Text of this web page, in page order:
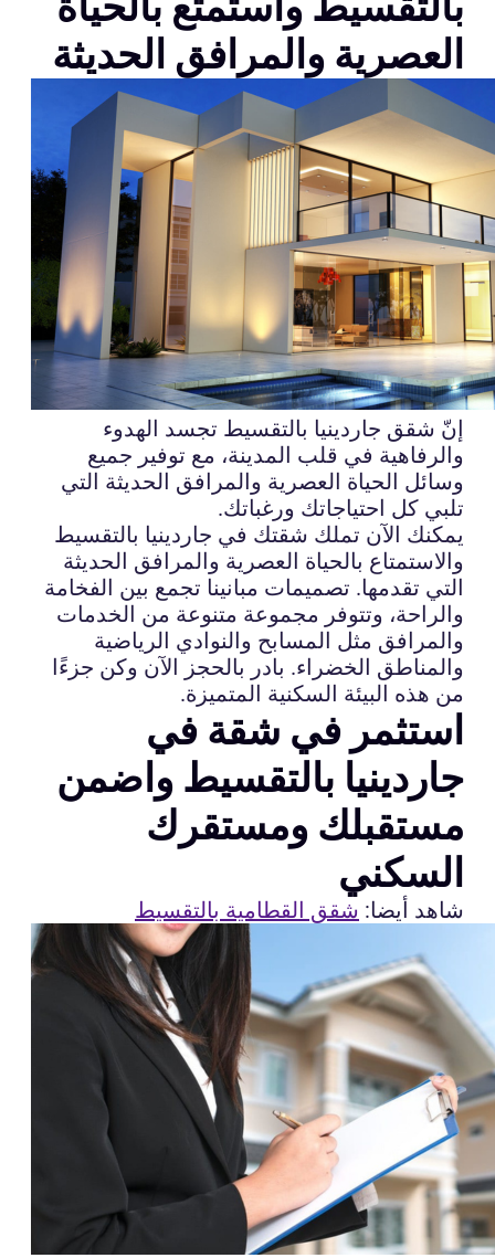
العصرية والمرافق الحديثة
إنّ شقق جاردينيا بالتقسيط تجسد الهدوء
والرفاهية في قلب المدينة، مع توفير جميع
وسائل الحياة العصرية والمرافق الحديثة التي
تلبي كل احتياجاتك ورغباتك.
يمكنك الآن تملك شقتك في جاردينيا بالتقسيط
والاستمتاع بالحياة العصرية والمرافق الحديثة
التي تقدمها. تصميمات مبانينا تجمع بين الفخامة
والراحة، وتتوفر مجموعة متنوعة من الخدمات
والمرافق مثل المسابح والنوادي الرياضية
والمناطق الخضراء. بادر بالحجز الآن وكن جزءًا
من هذه البيئة السكنية المتميزة.
استثمر في شقة في
جاردينيا بالتقسيط واضمن
مستقبلك ومستقرك
السكني
شاهد أيضا: شقق القطامية بالتقسيط